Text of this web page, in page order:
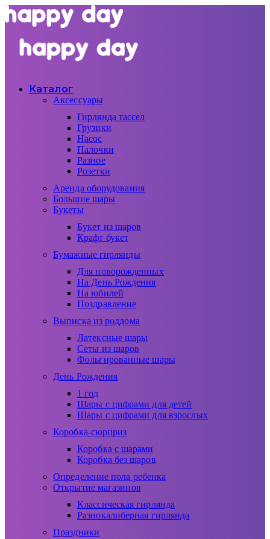
Каталог
Аксессуары
Гирлянда тассел
Грузики
Насос
Палочки
Разное
Розетки
Аренда оборудования
Большие шары
Букеты
Букет из шаров
Крафт букет
Бумажные гирлянды
Для новорожденных
На День Рождения
На юбилей
Поздравление
Выписка из роддома
Латексные шары
Сеты из шаров
Фольгированные шары
День Рождения
1 год
Шары с цифрами для детей
Шары с цифрами для взрослых
Коробка-сюрприз
Коробка с шарами
Коробка без шаров
Определение пола ребенка
Открытие магазинов
Классическая гирлянда
Разнокалиберная гирлянда
Праздники